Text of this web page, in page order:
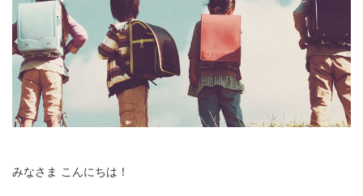
みなさま こんにちは！